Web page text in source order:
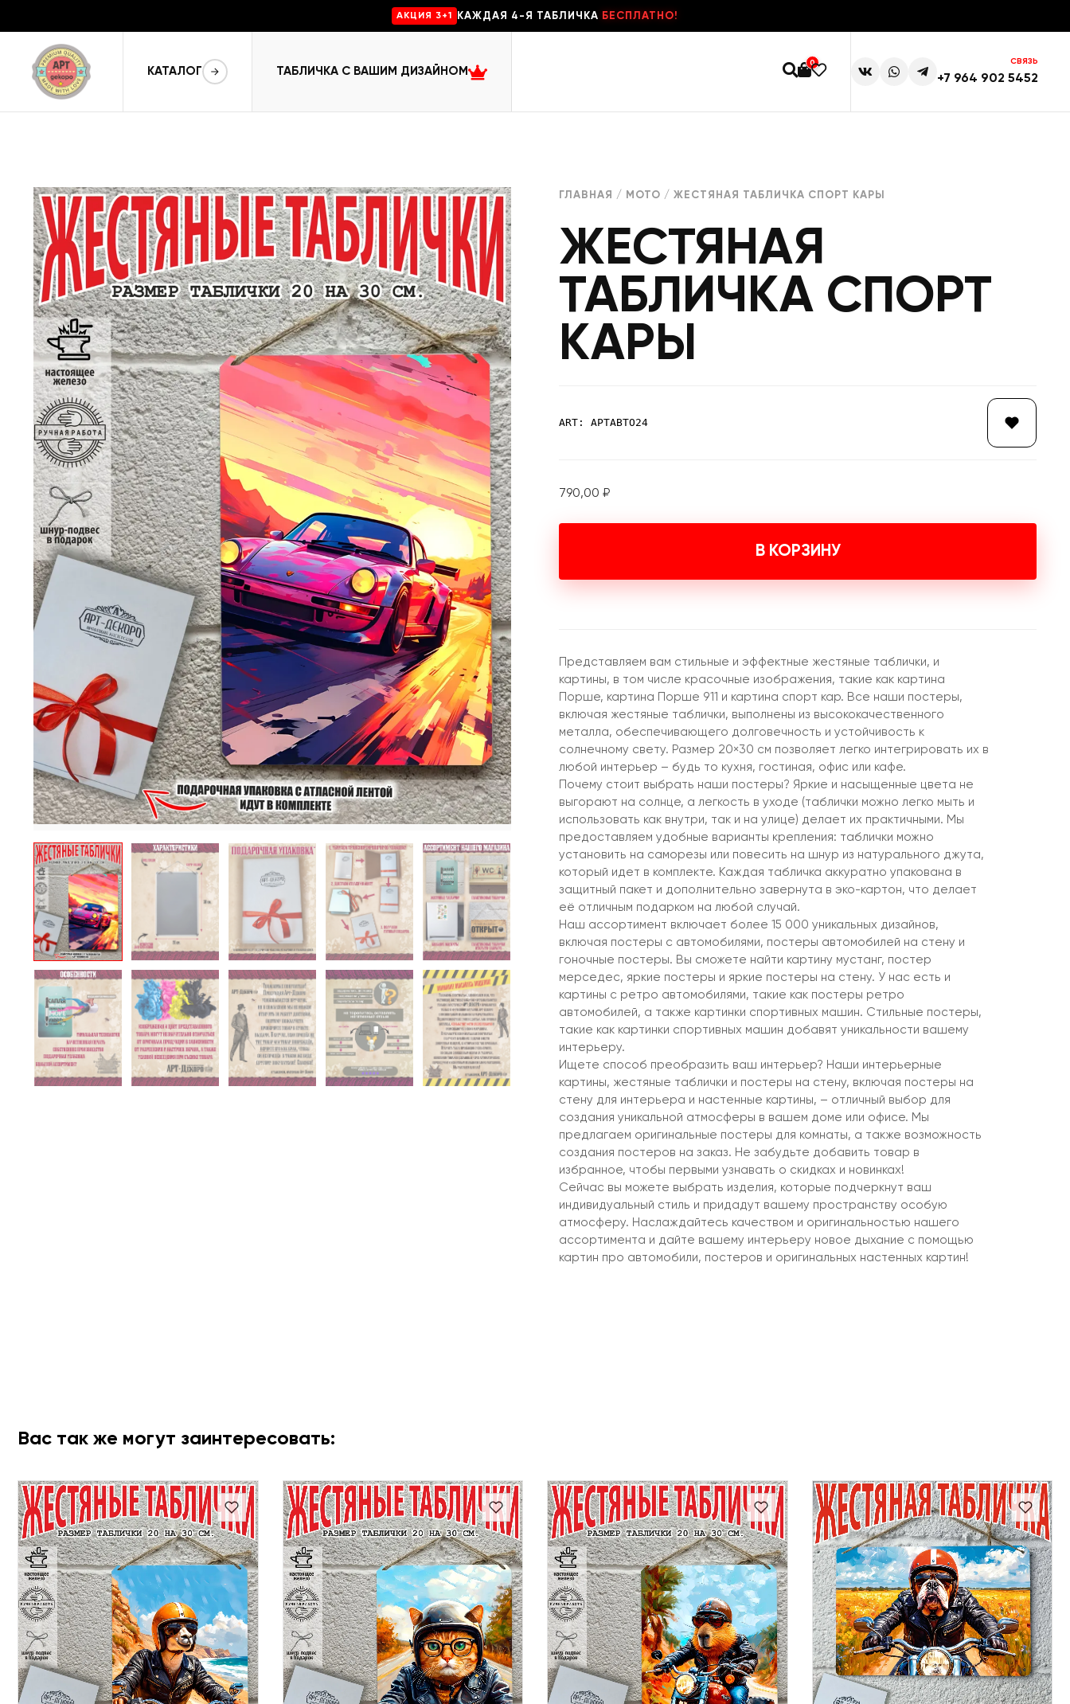
AKЦИЯ 3+1 КАЖДАЯ 4-Я ТАБЛИЧКА БЕСПЛАТНО!
КАТАЛОГ ТАБЛИЧКА С ВАШИМ ДИЗАЙНОМ
0 СВЯЗЬ
+7 964 902 5452
ГЛАВНАЯ / МОТО / ЖЕСТЯНАЯ ТАБЛИЧКА СПОРТ КАРЫ
ЖЕСТЯНАЯ
ТАБЛИЧКА СПОРТ
КАРЫ
ART: АРТАВТО24
790,00 ₽
В КОРЗИНУ
Представляем вам стильные и эффектные жестяные таблички, и
картины, в том числе красочные изображения, такие как картина
Порше, картина Порше 911 и картина спорт кар. Все наши постеры,
включая жестяные таблички, выполнены из высококачественного
металла, обеспечивающего долговечность и устойчивость к
солнечному свету. Размер 20×30 см позволяет легко интегрировать их в
любой интерьер – будь то кухня, гостиная, офис или кафе.
Почему стоит выбрать наши постеры? Яркие и насыщенные цвета не
выгорают на солнце, а легкость в уходе (таблички можно легко мыть и
использовать как внутри, так и на улице) делает их практичными. Мы
предоставляем удобные варианты крепления: таблички можно
установить на саморезы или повесить на шнур из натурального джута,
который идет в комплекте. Каждая табличка аккуратно упакована в
защитный пакет и дополнительно завернута в эко-картон, что делает
её отличным подарком на любой случай.
Наш ассортимент включает более 15 000 уникальных дизайнов,
включая постеры с автомобилями, постеры автомобилей на стену и
гоночные постеры. Вы сможете найти картину мустанг, постер
мерседес, яркие постеры и яркие постеры на стену. У нас есть и
картины с ретро автомобилями, такие как постеры ретро
автомобилей, а также картинки спортивных машин. Стильные постеры,
такие как картинки спортивных машин добавят уникальности вашему
интерьеру.
Ищете способ преобразить ваш интерьер? Наши интерьерные
картины, жестяные таблички и постеры на стену, включая постеры на
стену для интерьера и настенные картины, – отличный выбор для
создания уникальной атмосферы в вашем доме или офисе. Мы
предлагаем оригинальные постеры для комнаты, а также возможность
создания постеров на заказ. Не забудьте добавить товар в
избранное, чтобы первыми узнавать о скидках и новинках!
Сейчас вы можете выбрать изделия, которые подчеркнут ваш
индивидуальный стиль и придадут вашему пространству особую
атмосферу. Наслаждайтесь качеством и оригинальностью нашего
ассортимента и дайте вашему интерьеру новое дыхание с помощью
картин про автомобили, постеров и оригинальных настенных картин!
Вас так же могут заинтересовать: